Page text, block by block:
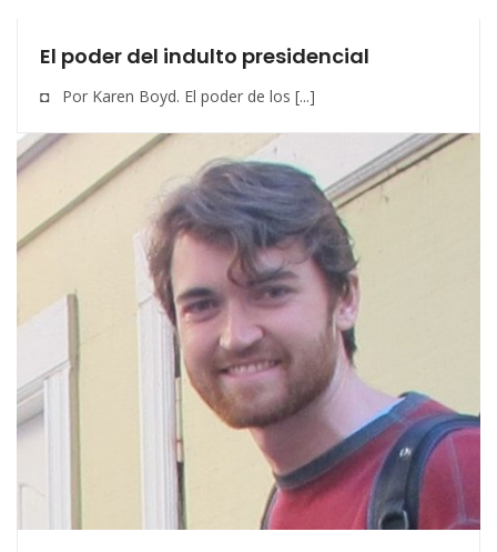
El poder del indulto presidencial
◘ Por Karen Boyd. El poder de los [...]